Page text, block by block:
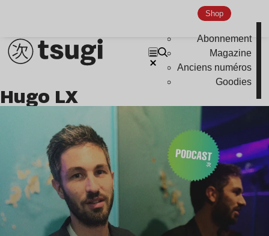
Shop
Abonnement
Magazine
Anciens numéros
Goodies
Hugo LX